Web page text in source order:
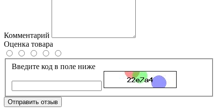
Комментарий
Оценка товара
Введите код в поле ниже
Отправить отзыв